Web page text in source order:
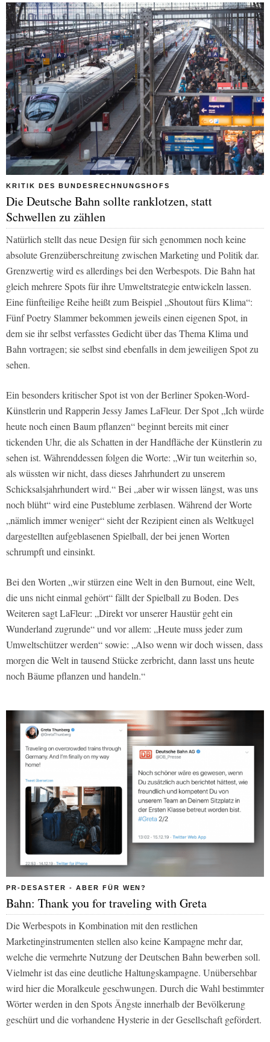
KRITIK DES BUNDESRECHNUNGSHOFS
Die Deutsche Bahn sollte ranklotzen, statt
Schwellen zu zählen
Natürlich stellt das neue Design für sich genommen noch keine
absolute Grenzüberschreitung zwischen Marketing und Politik dar.
Grenzwertig wird es allerdings bei den Werbespots. Die Bahn hat
gleich mehrere Spots für ihre Umweltstrategie entwickeln lassen.
Eine fünfteilige Reihe heißt zum Beispiel „Shoutout fürs Klima“:
Fünf Poetry Slammer bekommen jeweils einen eigenen Spot, in
dem sie ihr selbst verfasstes Gedicht über das Thema Klima und
Bahn vortragen; sie selbst sind ebenfalls in dem jeweiligen Spot zu
sehen.
Ein besonders kritischer Spot ist von der Berliner Spoken-Word-
Künstlerin und Rapperin Jessy James LaFleur. Der Spot „Ich würde
heute noch einen Baum pflanzen“ beginnt bereits mit einer
tickenden Uhr, die als Schatten in der Handfläche der Künstlerin zu
sehen ist. Währenddessen folgen die Worte: „Wir tun weiterhin so,
als wüssten wir nicht, dass dieses Jahrhundert zu unserem
Schicksalsjahrhundert wird.“ Bei „aber wir wissen längst, was uns
noch blüht“ wird eine Pusteblume zerblasen. Während der Worte
„nämlich immer weniger“ sieht der Rezipient einen als Weltkugel
dargestellten aufgeblasenen Spielball, der bei jenen Worten
schrumpft und einsinkt.
Bei den Worten „wir stürzen eine Welt in den Burnout, eine Welt,
die uns nicht einmal gehört“ fällt der Spielball zu Boden. Des
Weiteren sagt LaFleur: „Direkt vor unserer Haustür geht ein
Wunderland zugrunde“ und vor allem: „Heute muss jeder zum
Umweltschützer werden“ sowie: „Also wenn wir doch wissen, dass
morgen die Welt in tausend Stücke zerbricht, dann lasst uns heute
noch Bäume pflanzen und handeln.“
PR-DESASTER - ABER FÜR WEN?
Bahn: Thank you for traveling with Greta
Die Werbespots in Kombination mit den restlichen
Marketinginstrumenten stellen also keine Kampagne mehr dar,
welche die vermehrte Nutzung der Deutschen Bahn bewerben soll.
Vielmehr ist das eine deutliche Haltungskampagne. Unübersehbar
wird hier die Moralkeule geschwungen. Durch die Wahl bestimmter
Wörter werden in den Spots Ängste innerhalb der Bevölkerung
geschürt und die vorhandene Hysterie in der Gesellschaft gefördert.